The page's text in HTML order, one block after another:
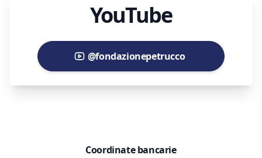
YouTube
@fondazionepetrucco
Coordinate bancarie